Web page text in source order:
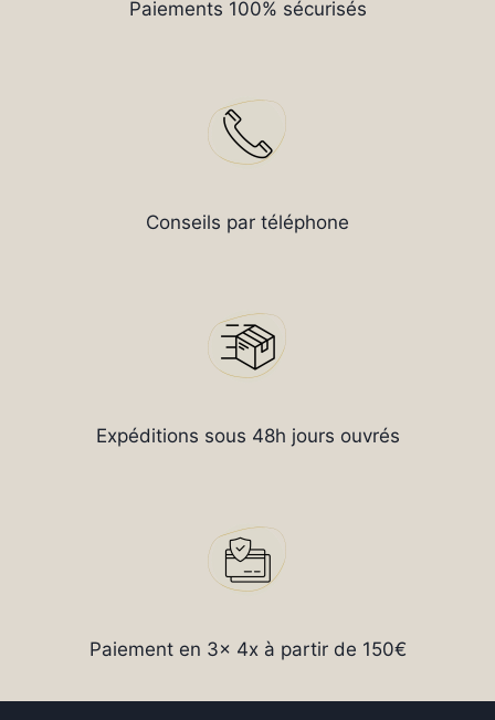
Paiements 100% sécurisés
Conseils par téléphone
Expéditions sous 48h jours ouvrés
Paiement en 3x 4x à partir de 150€